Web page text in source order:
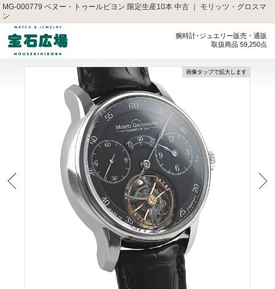
MG-000779 ベヌー・トゥールビヨン 限定生産10本 中古 ｜ モリッツ・グロスマ
ン
腕時計･ジュエリー販売・通販
取扱商品 59,250点
画像タップで拡大します